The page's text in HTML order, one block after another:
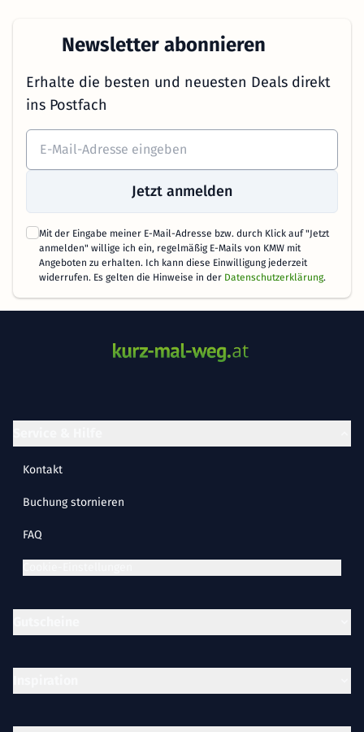
Newsletter abonnieren
Erhalte die besten und neuesten Deals direkt
ins Postfach
Jetzt anmelden
Mit der Eingabe meiner E-Mail-Adresse bzw. durch Klick auf "Jetzt
anmelden" willige ich ein, regelmäßig E-Mails von KMW mit
Angeboten zu erhalten. Ich kann diese Einwilligung jederzeit
widerrufen. Es gelten die Hinweise in der Datenschutzerklärung.
Kontakt
Buchung stornieren
FAQ